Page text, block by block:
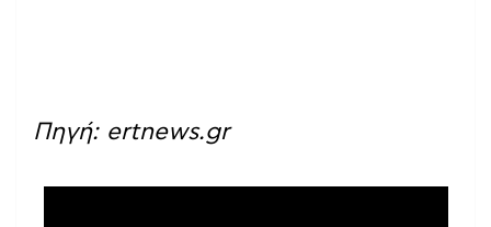
Πηγή: ertnews.gr